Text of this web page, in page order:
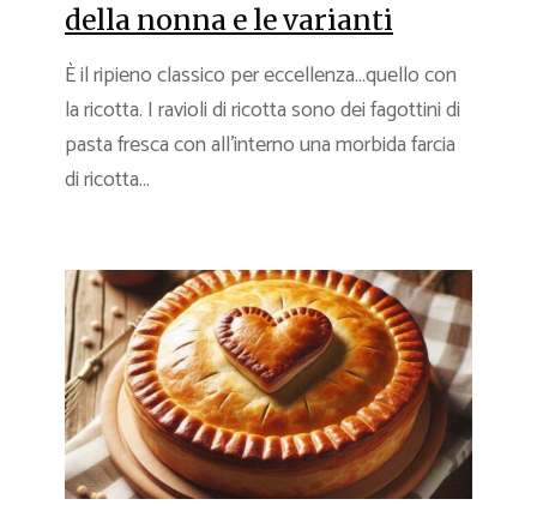
della nonna e le varianti
È il ripieno classico per eccellenza…quello con
la ricotta. I ravioli di ricotta sono dei fagottini di
pasta fresca con all’interno una morbida farcia
di ricotta...